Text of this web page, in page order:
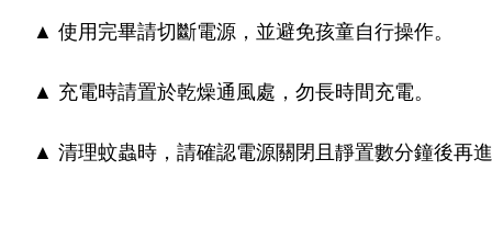
▲ 使用完畢請切斷電源，並避免孩童自行操作。
▲ 充電時請置於乾燥通風處，勿長時間充電。
▲ 清理蚊蟲時，請確認電源關閉且靜置數分鐘後再進